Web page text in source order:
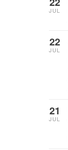
JUL
22
JUL
21
JUL